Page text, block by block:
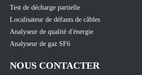
Test de décharge partielle
Localisateur de défauts de câbles
Analyseur de qualité d'énergie
Analyseur de gaz SF6
NOUS CONTACTER